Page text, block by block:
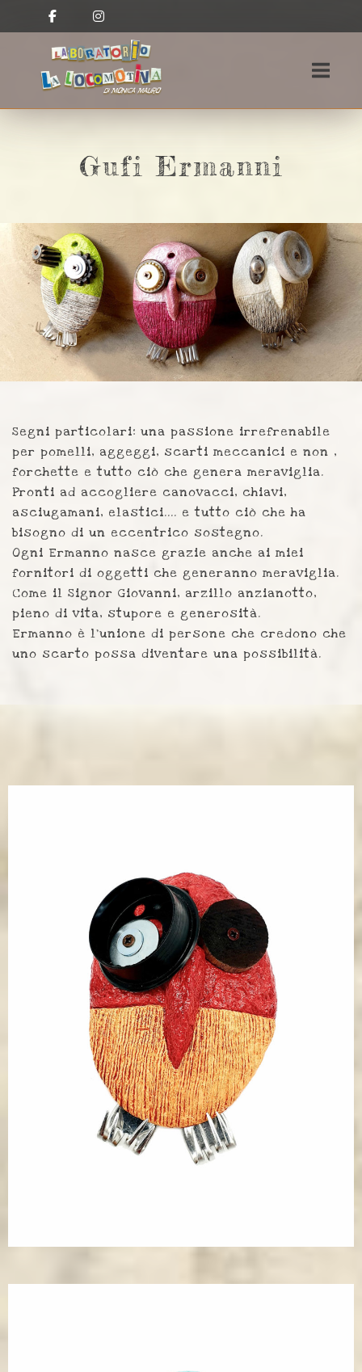
al
contenuto
Gufi Ermanni
Segni particolari: una passione irrefrenabile
per pomelli, aggeggi, scarti meccanici e non ,
forchette e tutto ciò che genera meraviglia.
Pronti ad accogliere canovacci, chiavi,
asciugamani, elastici.... e tutto ciò che ha
bisogno di un eccentrico sostegno.
Ogni Ermanno nasce grazie anche ai miei
fornitori di oggetti che generanno meraviglia.
Come il Signor Giovanni, arzillo anzianotto,
pieno di vita, stupore e generosità.
Ermanno è l’unione di persone che credono che
uno scarto possa diventare una possibilità.